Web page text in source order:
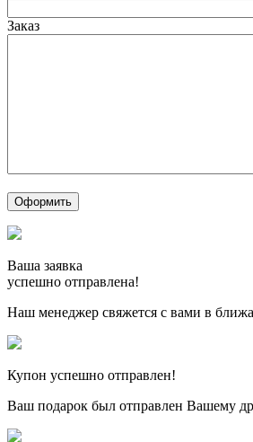
Заказ
Ваша заявка
успешно отправлена!
Наш менеджер свяжется с вами в
Купон успешно отправлен!
Ваш подарок был отправлен Вашему